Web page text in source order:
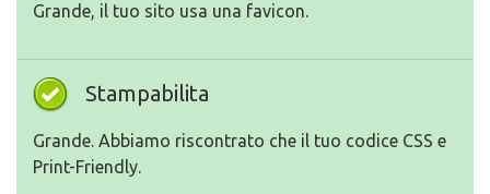
Grande, il tuo sito usa una favicon.
Stampabilita
Grande. Abbiamo riscontrato che il tuo codice CSS e
Print-Friendly.